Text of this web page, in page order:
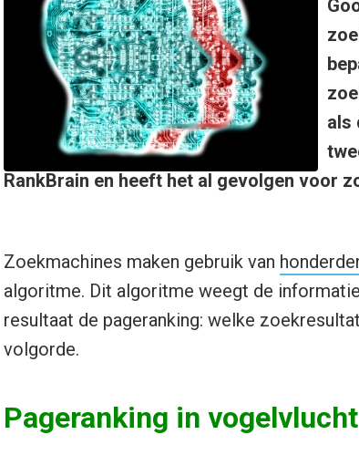
als
RankBrain en heeft het al gevolgen voor
Zoekmachines maken gebruik van
algoritme. Dit algoritme weegt de
resultaat de pageranking: welke
volgorde.
Pageranking in vogelvlucht